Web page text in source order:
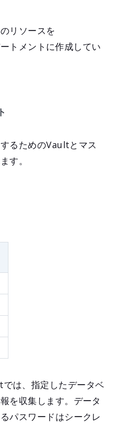
リソースを
トメントに作成してい
るためのVaultとマス
す。
は、指定したデータベ
を収集します。データ
パスワードはシークレ